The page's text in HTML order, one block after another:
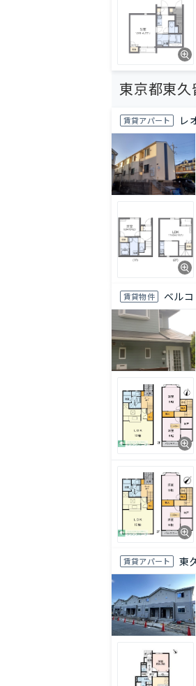
東京都東
賃貸アパート レ
賃貸物件 ベル
賃貸アパート 東